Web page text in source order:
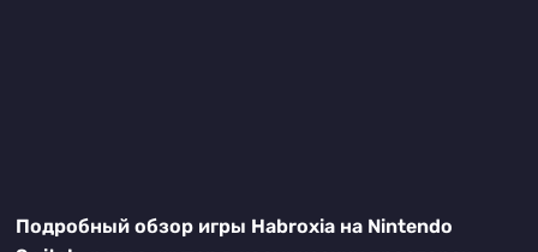
Подробный обзор игры Habroxia на Nintendo